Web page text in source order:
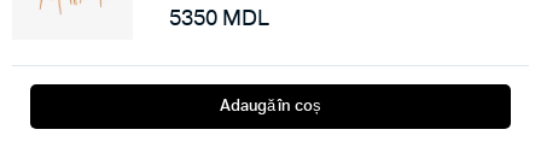
5350 MDL
Adaugă în coș